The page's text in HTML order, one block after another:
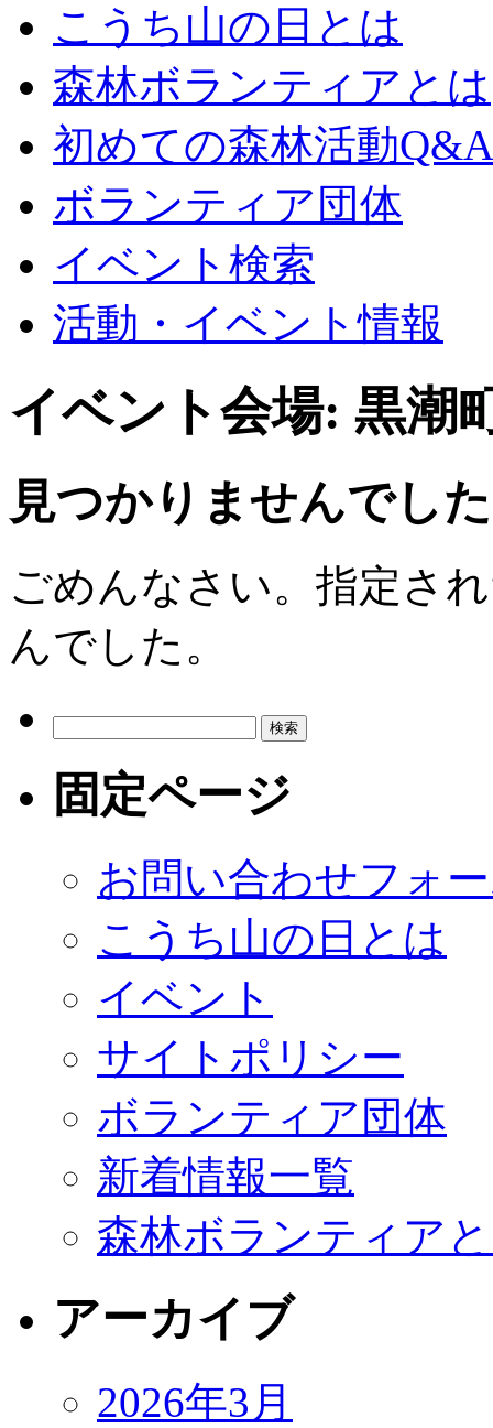
こうち山の日とは
森林ボランティアとは
初めての森林活動Q&A
ボランティア団体
イベント検索
活動・イベント情報
イベント会場: 黒潮
見つかりませんでした
ごめんなさい。指定さ
んでした。
固定ページ
お問い合わせフォ
こうち山の日とは
イベント
サイトポリシー
ボランティア団体
新着情報一覧
森林ボランティア
アーカイブ
2026年3月